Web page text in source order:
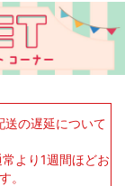
送の遅延について
より1週間ほどお
。